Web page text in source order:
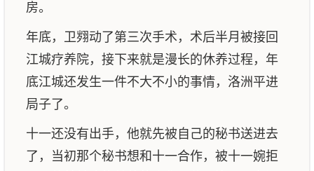
房。
年底，卫翙动了第三次手术，术后半月被接回
江城疗养院，接下来就是漫长的休养过程，年
底江城还发生一件不大不小的事情，洛洲平进
局子了。
十一还没有出手，他就先被自己的秘书送进去
了，当初那个秘书想和十一合作，被十一婉拒